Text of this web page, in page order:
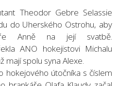
Theodor Gebre Selassie
do Uherského Ostrohu, aby
Anně na její svatbě.
ANO hokejistovi Michalu
mají spolu syna Alexe.
hokejového útočníka s číslem